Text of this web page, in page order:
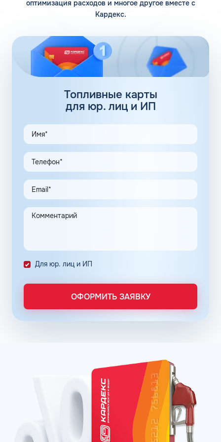
Помимо 12 собственных заправочных станций, у
обеспечивают дополнительные 100 АЗС. Сеть
заправочных станций локализуется сразу в нескольких
регионах, планируется выход на федеральный уровень.
Топливные карты Флеш:
заправки
АЗС Флеш в Алёшках Херсонской области предлагает
удобные схемы работы для коммерческих клиентов.
Доступны топливные карты Флеш для юридических лиц.
Экономия и качество сервиса, предоставляемого для
клиентов в рамках данной программы, привлекают
предпринимателей. Заправочные карты для ИП
значительно упрощают выполнение задач в области
транспортной логистики.
Автоматизация процессов транспортной логистики
помогает упростить работу сотрудников, сократить
количество поставленных задач и трудозатрат на их
Снизить расходы на топливо помогает контроль
расходов, который осуществляется в упрощенном
Систематизация и сбор информации в одном месте о
расходах водителей на заправках поможет выявить
недобросовестных сотрудников. Использование средств
компании в собственных интересах легко выявить, если
компании требуют экономии и тщательного контроля
Можно использовать топливные карты для оптовых
закупок топлива. Достаточно приобрести необходимое
количество литров качественного топлива на баланс
карты, чтобы воспользоваться ими в течение года, когда
это потребуется. Бизнес-процессы с топливными
оптимизация расходов и многое другое вместе с
Кардекс.
Топливные карты
для юр. лиц и ИП
Для юр. лиц и ИП
ОФОРМИТЬ ЗАЯВКУ